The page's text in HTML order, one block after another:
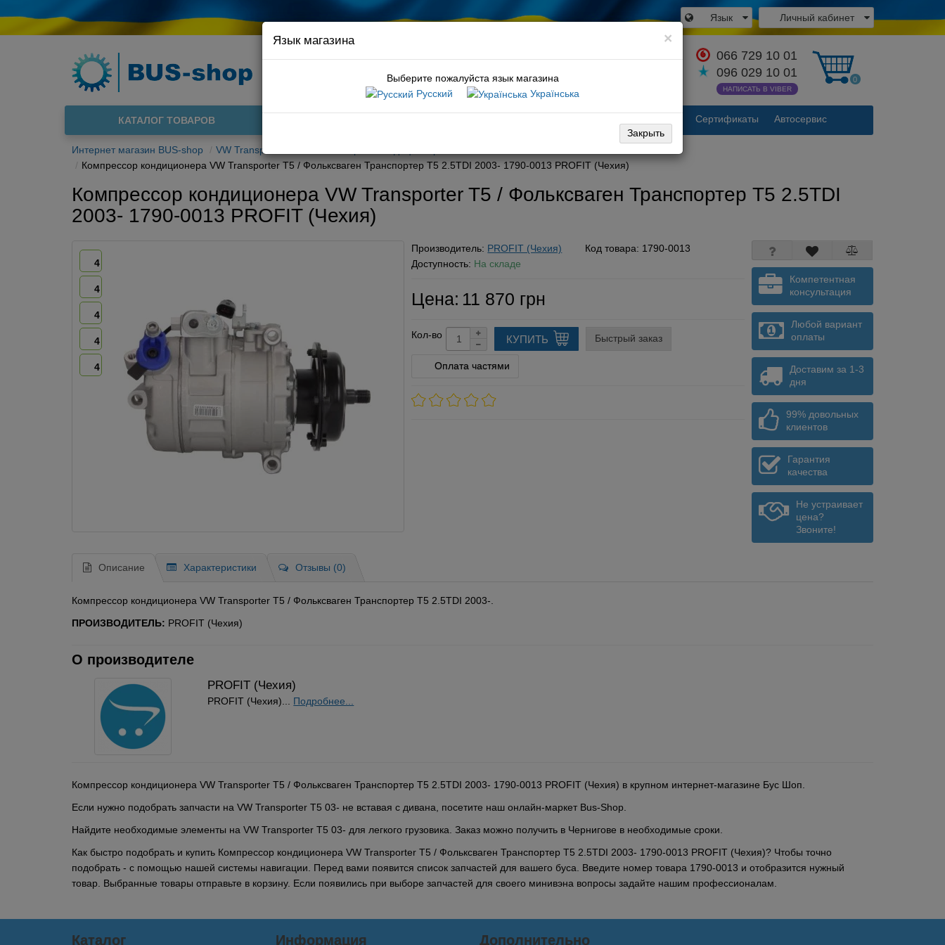
Личный кабинет
Язык
Связаться с
066 729 10 01
096 029 10 01
НАПИСАТЬ В VIBER
0
подшипник ступицы t5
Сертификаты Автосервис
КАТАЛОГ ТОВАРОВ
Интернет магазин BUS-shop VW Transporter T5 03-
Компрессор кондиционера VW Transporter T5 / Фольксваген Транспортер Т5 2.5TDI 2003- 1790-0013 PROFIT (Чехия)
×
Язык магазина
Выберите пожалуйста язык магазина
Русский
Українська
Закрыть
Компрессор кондиционера VW Transporter T5 / Фольксваген Транспортер Т5 2.5TDI
2003- 1790-0013 PROFIT (Чехия)
4
4
4
4
4
Производитель: PROFIT (Чехия) Код товара: 1790-0013
Доступность: На складе
Цена: 11 870 грн
Кол-во КУПИТЬ Быстрый заказ
Оплата частями
Компетентная
консультация
Любой вариант
оплаты
Доставим за 1-3
дня
99% довольных
клиентов
Гарантия
качества
Не устраивает
цена?
Звоните!
Описание Характеристики Отзывы (0)
Компрессор кондиционера VW Transporter T5 / Фольксваген Транспортер Т5 2.5TDI 2003-.
ПРОИЗВОДИТЕЛЬ: PROFIT (Чехия)
О производителе
PROFIT (Чехия)
PROFIT (Чехия)... Подробнее...
Компрессор кондиционера VW Transporter T5 / Фольксваген Транспортер Т5 2.5TDI 2003- 1790-0013 PROFIT (Чехия) в крупном интернет-магазине Бус Шоп.
Если нужно подобрать запчасти на VW Transporter T5 03- не вставая с дивана, посетите наш онлайн-маркет Bus-Shop.
Найдите необходимые элементы на VW Transporter T5 03- для легкого грузовика. Заказ можно получить в Чернигове в необходимые сроки.
Как быстро подобрать и купить Компрессор кондиционера VW Transporter T5 / Фольксваген Транспортер Т5 2.5TDI 2003- 1790-0013 PROFIT (Чехия)? Чтобы точно
подобрать - с помощью нашей системы навигации. Перед вами появится список запчастей для вашего буса. Введите номер товара 1790-0013 и отобразится нужный
товар. Выбранные товары отправьте в корзину. Если появились при выборе запчастей для своего минивэна вопросы задайте нашим профессионалам.
Каталог Информация Дополнительно